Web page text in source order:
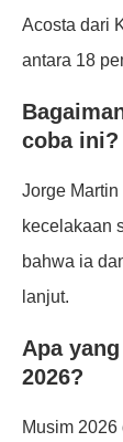
Acosta dari
antara 18
coba ini?
Jorge
kecelakaan
bahwa ia
lanjut.
Apa
2026?
Musim